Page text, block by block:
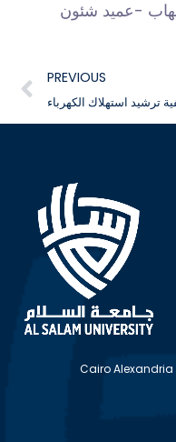
-عميد شئون
PREVIOUS
Cairo